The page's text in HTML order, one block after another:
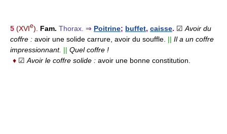
5 (XVIe). Fam. Thorax. ⇒ Poitrine; buffet, caisse. ☑ Avoir du
coffre : avoir une solide carrure, avoir du souffle. || Il a un coffre
impressionnant. || Quel coffre !
♦ ☑ Avoir le coffre solide : avoir une bonne constitution.